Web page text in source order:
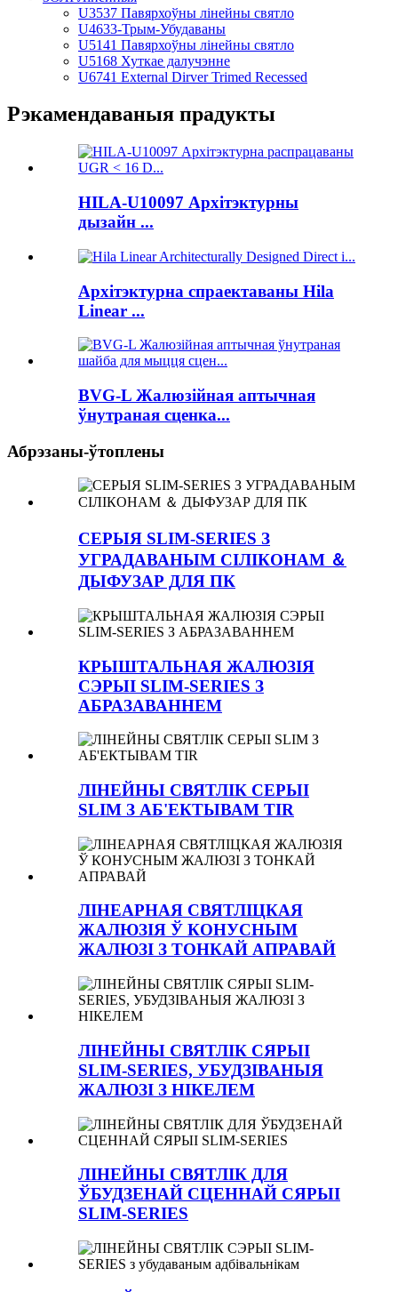
U3537 Павярхоўны лінейны святло
U4633-Трым-Убудаваны
U5141 Павярхоўны лінейны святло
U5168 Хуткае далучэнне
U6741 External Dirver Trimed Recessed
Рэкамендаваныя прадукты
HILA-U10097 Архітэктурны
дызайн ...
Архітэктурна спраектаваны Hila
Linear ...
BVG-L Жалюзійная аптычная
ўнутраная сценка...
Абрэзаны-ўтоплены
СЕРЫЯ SLIM-SERIES З
УГРАДАВАНЫМ СІЛІКОНАМ ＆
ДЫФУЗАР ДЛЯ ПК
КРЫШТАЛЬНАЯ ЖАЛЮЗІЯ
СЭРЫІ SLIM-SERIES З
АБРАЗАВАННЕМ
ЛІНЕЙНЫ СВЯТЛІК СЕРЫІ
SLIM З АБ'ЕКТЫВАМ TIR
ЛІНЕАРНАЯ СВЯТЛІЦКАЯ
ЖАЛЮЗІЯ Ў КОНУСНЫМ
ЖАЛЮЗІ З ТОНКАЙ АПРАВАЙ
ЛІНЕЙНЫ СВЯТЛІК СЯРЫІ
SLIM-SERIES, УБУДЗІВАНЫЯ
ЖАЛЮЗІ З НІКЕЛЕМ
ЛІНЕЙНЫ СВЯТЛІК ДЛЯ
ЎБУДЗЕНАЙ СЦЕННАЙ СЯРЫІ
SLIM-SERIES